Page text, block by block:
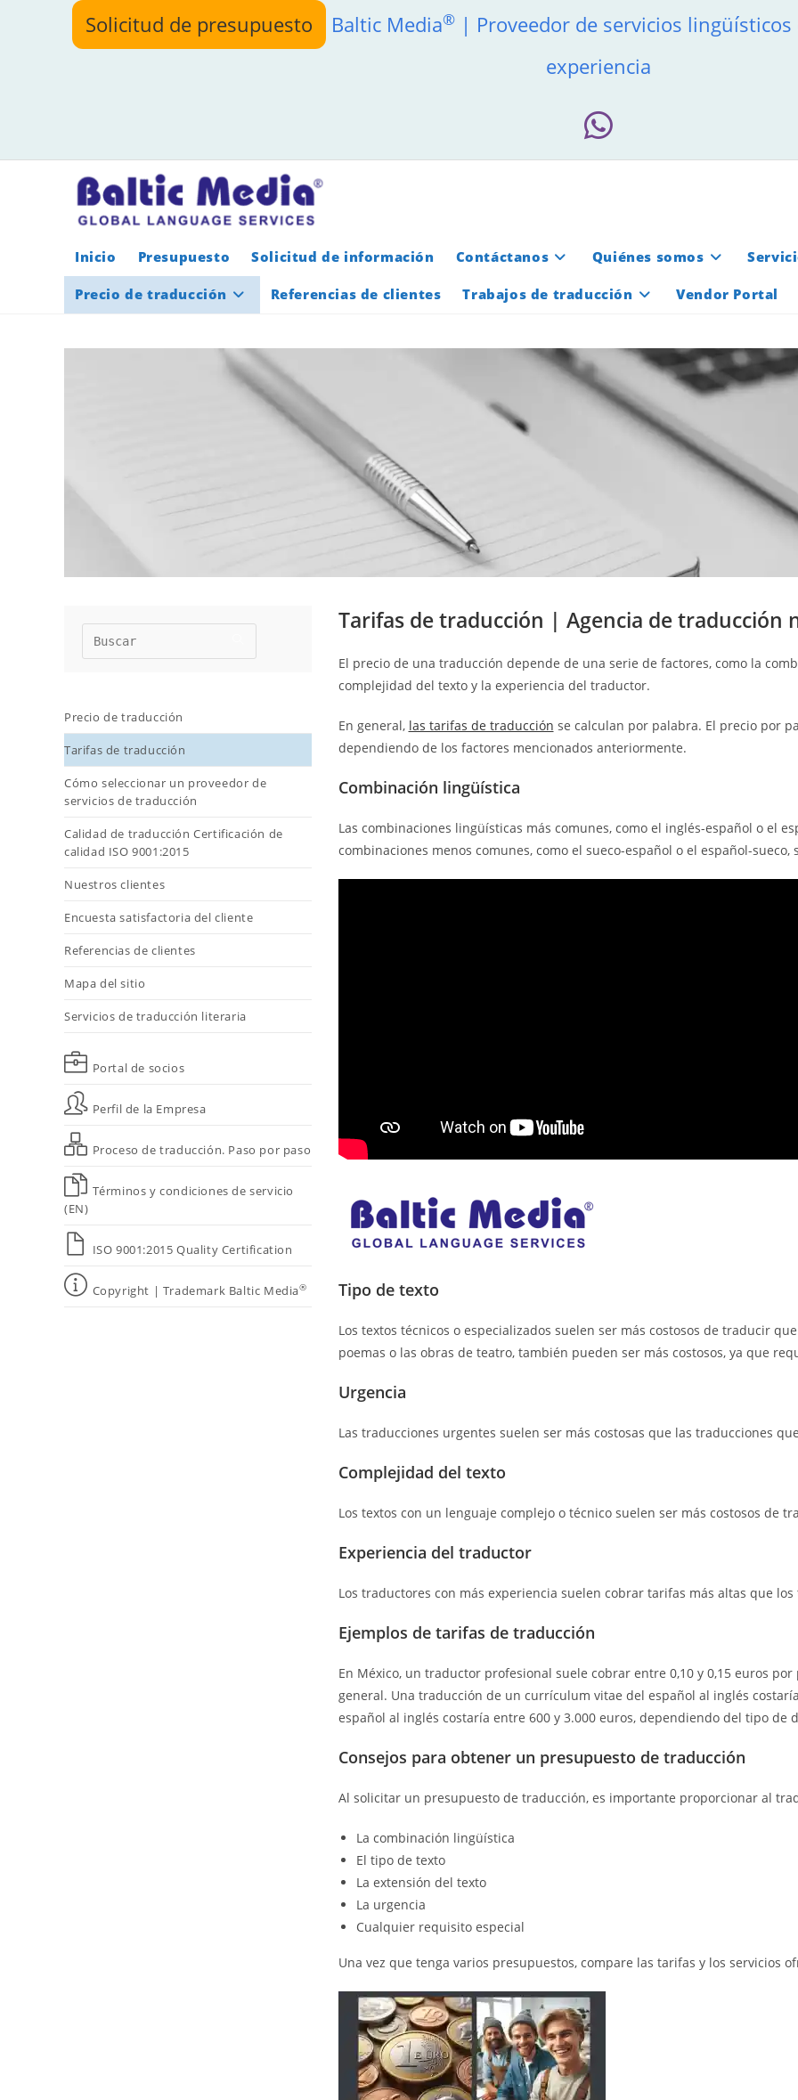
Solicitud de presupuesto Baltic Media®| Proveedor de servicios lingüísticos
experiencia
Inicio Presupuesto Solicitud de información Contáctanos Quiénes somos
Precio de traducción
Referencias de clientes Trabajos de traducción Vendor Portal
Precio de traducción
Tarifas de traducción
Cómo seleccionar un proveedor de
servicios de traducción
Calidad de traducción Certificación de
calidad ISO 9001:2015
Nuestros clientes
Encuesta satisfactoria del cliente
Referencias de clientes
Mapa del sitio
Servicios de traducción literaria
Portal de socios
Perfil de la Empresa
Proceso de traducción. Paso por paso
Términos y condiciones de servicio
(EN)
ISO 9001:2015 Quality Certification
Copyright | Trademark Baltic Media®
Tarifas de traducción | Agencia de traducción
El precio de una traducción depende de una serie de factores, como la
complejidad del texto y la experiencia del traductor.
En general, las tarifas de traducción se calculan por palabra. El precio por
dependiendo de los factores mencionados anteriormente.
Combinación lingüística
Las combinaciones lingüísticas más comunes, como el inglés-español o el
combinaciones menos comunes, como el sueco-español o el español-sueco,
Tipo de texto
Los textos técnicos o especializados suelen ser más costosos de traducir
poemas o las obras de teatro, también pueden ser más costosos, ya que
Urgencia
Las traducciones urgentes suelen ser más costosas que las traducciones
Complejidad del texto
Los textos con un lenguaje complejo o técnico suelen ser más costosos de
Experiencia del traductor
Los traductores con más experiencia suelen cobrar tarifas más altas que
Ejemplos de tarifas de traducción
En México, un traductor profesional suele cobrar entre 0,10 y 0,15 euros
general. Una traducción de un currículum vitae del español al inglés
español al inglés costaría entre 600 y 3.000 euros, dependiendo del tipo de
Consejos para obtener un presupuesto de traducción
Al solicitar un presupuesto de traducción, es importante proporcionar al
La combinación lingüística
El tipo de texto
La extensión del texto
La urgencia
Cualquier requisito especial
Una vez que tenga varios presupuestos, compare las tarifas y los servicios